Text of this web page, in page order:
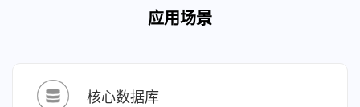
应用场景
核心数据库